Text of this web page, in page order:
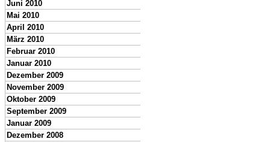
Juni 2010
Mai 2010
April 2010
März 2010
Februar 2010
Januar 2010
Dezember 2009
November 2009
Oktober 2009
September 2009
Januar 2009
Dezember 2008